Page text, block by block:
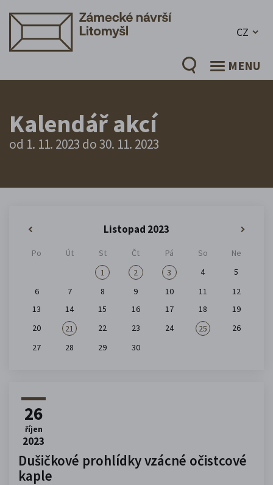
CZ
MENU
Kalendář akcí
od 1. 11. 2023 do 30. 11. 2023
Listopad 2023
Po Út St Čt Pá So
Ne
1
2 3 4
5
6
7 8 9 10 11
12
13
14 15 16 17 18
19
20
21 22 23 24 25
26
27
28 29 30
26
říjen
2023
Dušičkové prohlídky vzácné očistcové
kaple